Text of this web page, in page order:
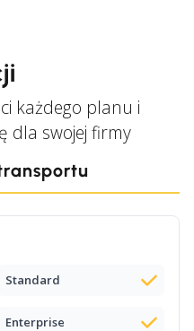
każdego planu i
dla swojej firmy
Standard
Enterprise